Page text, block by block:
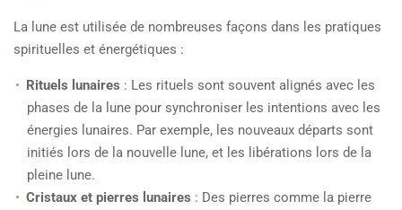
La lune est utilisée de nombreuses façons dans les pratiques
spirituelles et énergétiques :
Rituels lunaires : Les rituels sont souvent alignés avec les
phases de la lune pour synchroniser les intentions avec les
énergies lunaires. Par exemple, les nouveaux départs sont
initiés lors de la nouvelle lune, et les libérations lors de la
pleine lune.
Cristaux et pierres lunaires : Des pierres comme la pierre